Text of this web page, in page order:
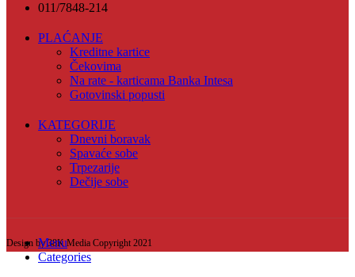
011/7848-214
PLAĆANJE
Kreditne kartice
Čekovima
Na rate - karticama Banka Intesa
Gotovinski popusti
KATEGORIJE
Dnevni boravak
Spavaće sobe
Trpezarije
Dečije sobe
Design by 38K Media Copyright 2021
Menu
Categories